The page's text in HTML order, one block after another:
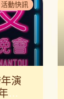
活動快訊
演
一